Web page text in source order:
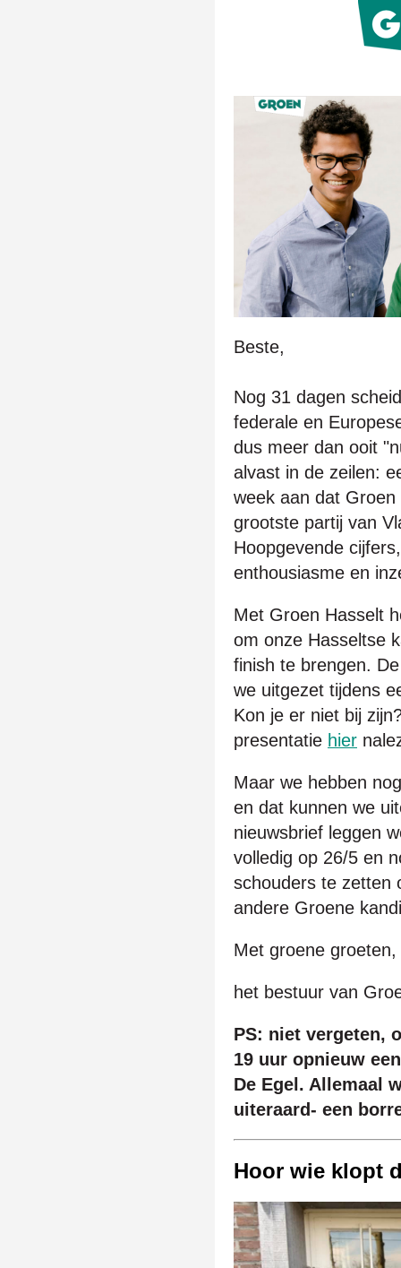
Beste,
Nog 31 dagen
federale en
dus meer dan ooit
alvast in de zeilen:
week aan dat
grootste partij van
Hoopgevende
enthousiasme en
Met Groen Hasselt
om onze Hasseltse
finish te brengen.
we uitgezet tijdens
Kon je er niet bij
presentatie hier
Maar we hebben
en dat kunnen we
nieuwsbrief leggen
volledig op 26/5 en
schouders te zetten
andere Groene
Met groene groeten,
het bestuur van
PS: niet vergeten,
19 uur opnieuw
De Egel. Allemaal
uiteraard- een
Hoor wie klopt